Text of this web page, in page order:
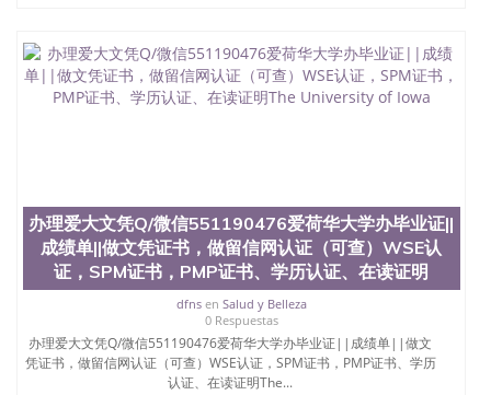
State University）圣何塞州立大学学历（ San Jose
State University）圣何塞州立大学学历（San Jose
State University）圣何塞州立大学学历（San Jose
University）圣何塞州立大学学位证（San Jose State
University）圣何塞州立大学学位证（San Jose State
University）圣何塞州立大学学位证（San Jose State
University）圣何塞州立大学（San Jose State
University）圣何塞州立大学（San Jose State
University）圣何塞州立大学（San Jose State
University）圣何塞州立大学（San Jose State
University）圣何塞州立大学学位证（San Jose State
University）圣何塞州立大学学位证（San Jose State
办理爱大文凭Q/微信551190476爱荷华大学办毕业证||
成绩单||做文凭证书，做留信网认证（可查）WSE认
证，SPM证书，PMP证书、学历认证、在读证明
dfnsen Salud y Belleza
0 Respuestas
办理爱大文凭Q/微信551190476爱荷华大学办毕业证||成绩单||做文
凭证书，做留信网认证（可查）WSE认证，SPM证书，PMP证书、学历
认证、在读证明The...